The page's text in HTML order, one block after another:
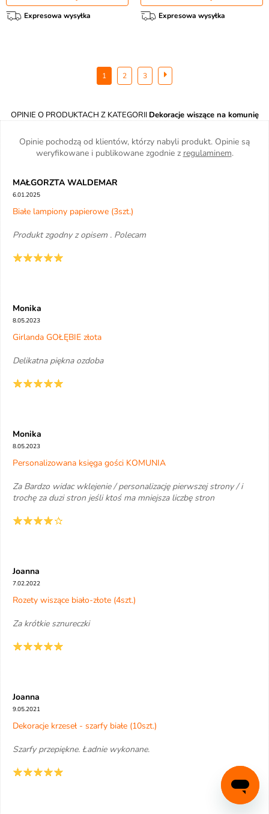
Expresowa wysyłka Expresowa wysyłka
1 2 3
OPINIE O PRODUKTACH Z KATEGORII Dekoracje wiszące na komunię
Opinie pochodzą od klientów, którzy nabyli produkt. Opinie są
weryfikowane i publikowane zgodnie z regulaminem.
MAŁGORZTA WALDEMAR
6.01.2025
Białe lampiony papierowe (3szt.)
Produkt zgodny z opisem . Polecam
Monika
8.05.2023
Girlanda GOŁĘBIE złota
Delikatna piękna ozdoba
Monika
8.05.2023
Personalizowana księga gości KOMUNIA
Za Bardzo widac wklejenie / personalizację pierwszej strony / i
trochę za duzi stron jeśli ktoś ma mniejsza liczbę stron
Joanna
7.02.2022
Rozety wiszące biało-złote (4szt.)
Za krótkie sznureczki
Joanna
9.05.2021
Dekoracje krzeseł - szarfy białe (10szt.)
Szarfy przepiękne. Ładnie wykonane.